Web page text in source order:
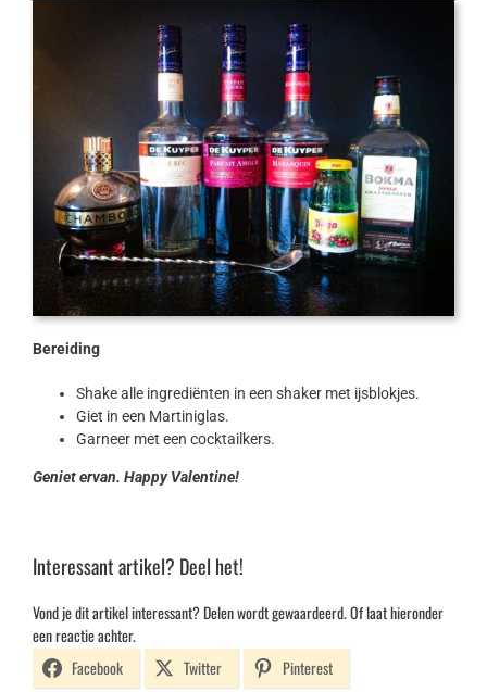
Bereiding
Shake alle ingrediënten in een shaker met ijsblokjes.
Giet in een Martiniglas.
Garneer met een cocktailkers.
Geniet ervan. Happy Valentine!
Interessant artikel? Deel het!
Vond je dit artikel interessant? Delen wordt gewaardeerd. Of laat hieronder
een reactie achter.
Facebook
Twitter Pinterest